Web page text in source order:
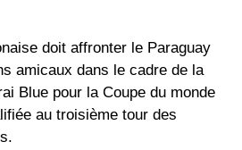
doit affronter le Paraguay
amicaux dans le cadre de la
Blue pour la Coupe du monde
au troisième tour des